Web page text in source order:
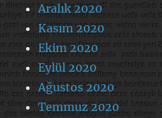
Aralık 2020
Kasım 2020
Ekim 2020
Eylül 2020
Ağustos 2020
Temmuz 2020